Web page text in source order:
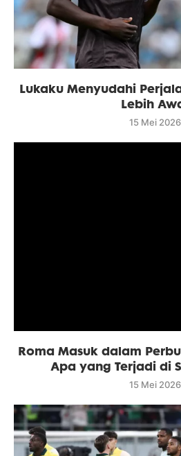
Lukaku Menyudahi
Lebih
15 Mei 2026
Roma Masuk dalam
Apa yang Terjadi di
15 Mei 2026